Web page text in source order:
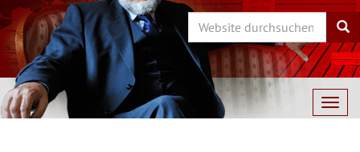
Search